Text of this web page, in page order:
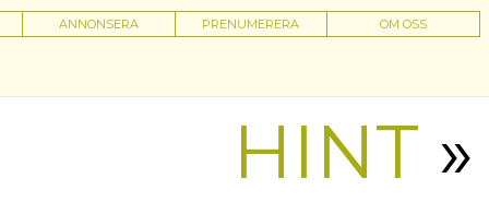
ANNONSERA PRENUMERERA OM OSS
HINT »